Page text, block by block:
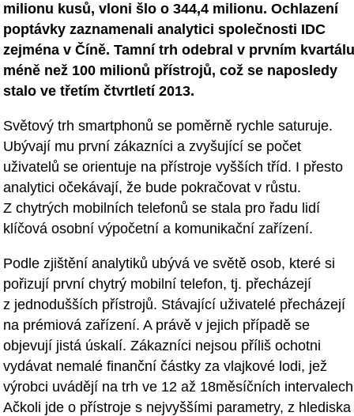
milionu kusů, vloni šlo o 344,4 milionu. Ochlazení
poptávky zaznamenali analytici společnosti IDC
zejména v Číně. Tamní trh odebral v prvním kvartálu
méně než 100 milionů přístrojů, což se naposledy
stalo ve třetím čtvrtletí 2013.
Světový trh smartphonů se poměrně rychle saturuje.
Ubývají mu první zákazníci a zvyšující se počet
uživatelů se orientuje na přístroje vyšších tříd. I přesto
analytici očekávají, že bude pokračovat v růstu.
Z chytrých mobilních telefonů se stala pro řadu lidí
klíčová osobní výpočetní a komunikační zařízení.
Podle zjištění analytiků ubývá ve světě osob, které si
pořizují první chytrý mobilní telefon, tj. přecházejí
z jednodušších přístrojů. Stávající uživatelé přecházejí
na prémiová zařízení. A právě v jejich případě se
objevují jistá úskalí. Zákazníci nejsou příliš ochotni
vydávat nemalé finanční částky za vlajkové lodi, jež
výrobci uvádějí na trh ve 12 až 18měsíčních
Ačkoli jde o přístroje s nejvyššími parametry, z hlediska